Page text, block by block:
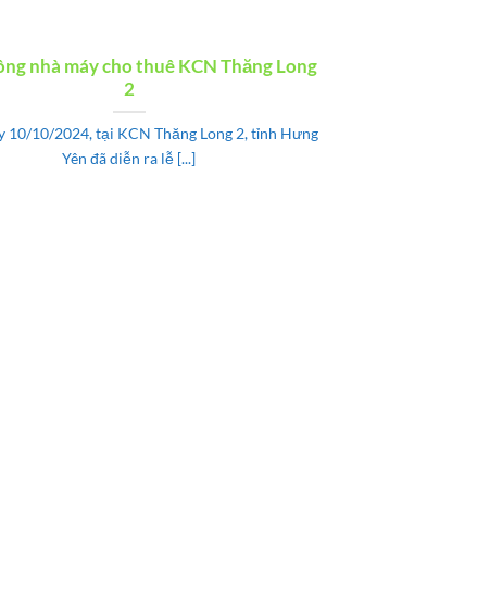
nhà máy cho thuê KCN Thăng Long
2
10/10/2024, tại KCN Thăng Long 2, tỉnh Hưng
Yên đã diễn ra lễ [...]